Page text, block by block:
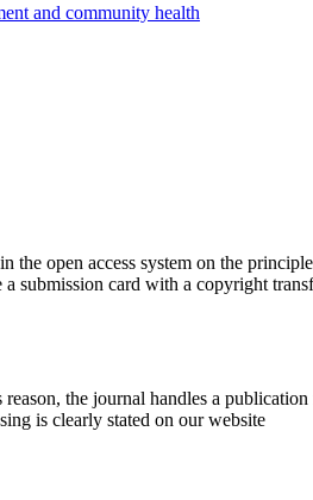
and community health
the open access system on the
submission card with a copyright
the journal handles a
is clearly stated on our website